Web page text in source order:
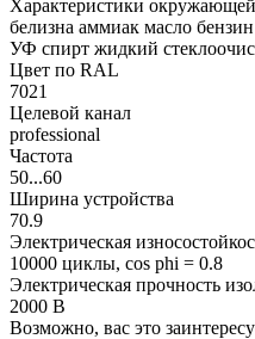
Характеристики
белизна аммиак масло
УФ спирт жидкий
Цвет по RAL
7021
Целевой канал
professional
Частота
50...60
Ширина устройства
70.9
Электрическая
10000 циклы, cos phi = 0.8
Электрическая прочность
2000 В
Возможно, вас это